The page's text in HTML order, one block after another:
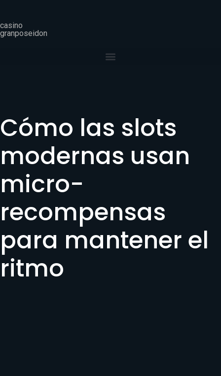
casino
granposeidon
Cómo las slots
modernas usan
micro-
recompensas
para mantener el
ritmo